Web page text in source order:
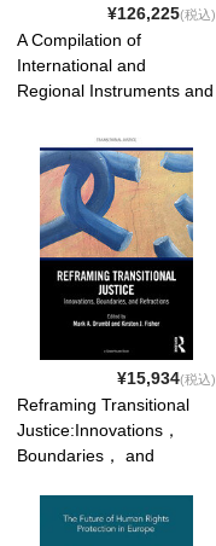
¥126,225(税込)
A Compilation of
International and
Regional Instruments and
and Indigenous Peoples’
Rights:Volume II:
Regional Instruments. .
2026. ISBN:
9789004678774
¥15,934(税込)
Reframing Transitional
Justice:Innovations，
Boundaries， and